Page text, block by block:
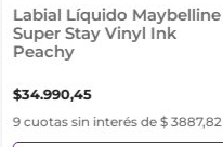
Labial Líquido Maybelline
Super Stay Vinyl Ink
Peachy
$34.990,45
9 cuotas sin interés de $ 3887,82